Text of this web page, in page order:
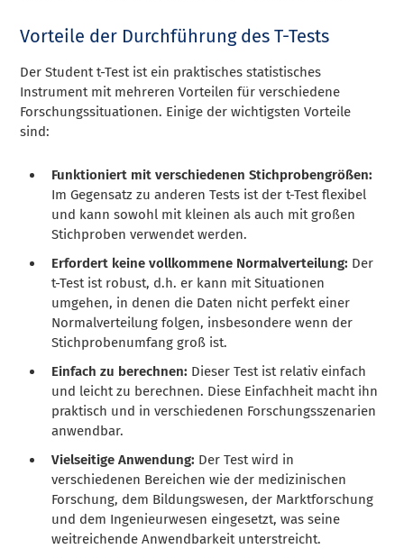
Vorteile der Durchführung des T-Tests
Der Student t-Test ist ein praktisches statistisches
Instrument mit mehreren Vorteilen für verschiedene
Forschungssituationen. Einige der wichtigsten Vorteile
sind:
Funktioniert mit verschiedenen Stichprobengrößen:
Im Gegensatz zu anderen Tests ist der t-Test flexibel
und kann sowohl mit kleinen als auch mit großen
Stichproben verwendet werden.
Erfordert keine vollkommene Normalverteilung: Der
t-Test ist robust, d.h. er kann mit Situationen
umgehen, in denen die Daten nicht perfekt einer
Normalverteilung folgen, insbesondere wenn der
Stichprobenumfang groß ist.
Einfach zu berechnen: Dieser Test ist relativ einfach
und leicht zu berechnen. Diese Einfachheit macht ihn
praktisch und in verschiedenen Forschungsszenarien
anwendbar.
Vielseitige Anwendung: Der Test wird in
verschiedenen Bereichen wie der medizinischen
Forschung, dem Bildungswesen, der Marktforschung
und dem Ingenieurwesen eingesetzt, was seine
weitreichende Anwendbarkeit unterstreicht.